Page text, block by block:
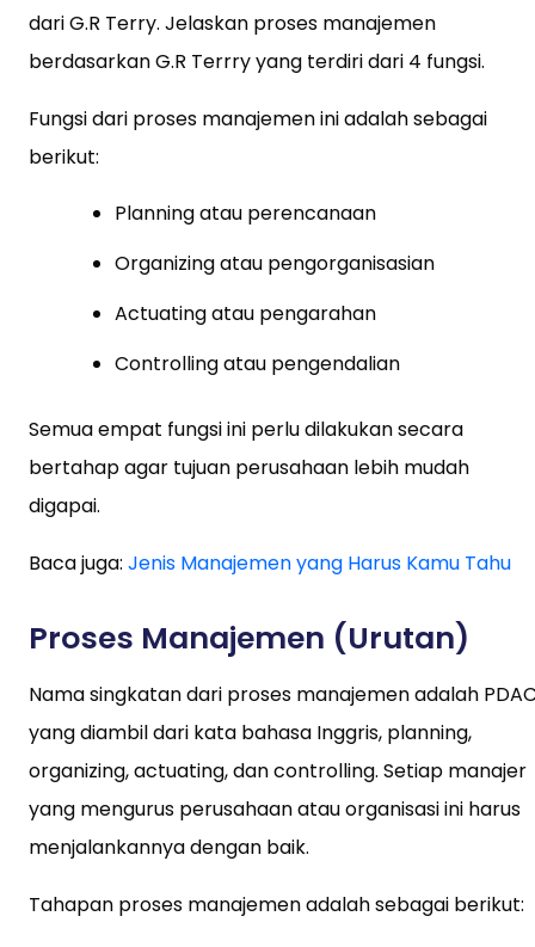
dari G.R Terry. Jelaskan proses manajemen
berdasarkan G.R Terrry yang terdiri dari 4 fungsi.
Fungsi dari proses manajemen ini adalah sebagai
berikut:
Planning atau perencanaan
Organizing atau pengorganisasian
Actuating atau pengarahan
Controlling atau pengendalian
Semua empat fungsi ini perlu dilakukan secara
bertahap agar tujuan perusahaan lebih mudah
digapai.
Baca juga: Jenis Manajemen yang Harus Kamu Tahu
Proses Manajemen (Urutan)
Nama singkatan dari proses manajemen adalah
yang diambil dari kata bahasa Inggris, planning,
organizing, actuating, dan controlling. Setiap manajer
yang mengurus perusahaan atau organisasi ini harus
menjalankannya dengan baik.
Tahapan proses manajemen adalah sebagai berikut: